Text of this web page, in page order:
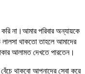
না।আমার পরিবার অন্যায়কে
থাকতো তাহলে আমাদের
আলামত দেখতে পারতেন।
থাকবো আপনাদের সেবা করে